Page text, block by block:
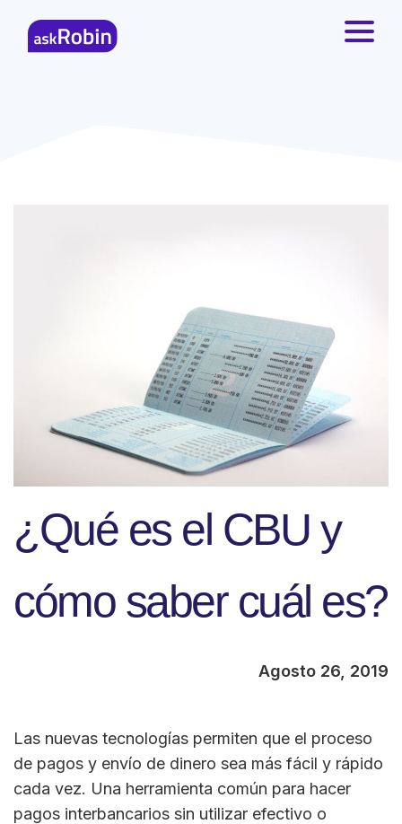
¿Qué es el CBU y
cómo saber cuál es?
Agosto 26, 2019
Las nuevas tecnologías permiten que el proceso
de pagos y envío de dinero sea más fácil y rápido
cada vez. Una herramienta común para hacer
pagos interbancarios sin utilizar efectivo o